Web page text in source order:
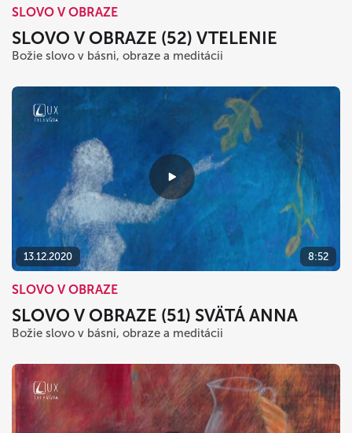
SLOVO V OBRAZE
SLOVO V OBRAZE (52) VTELENIE
Božie slovo v básni, obraze a meditácii
13.12.2020 8:52
SLOVO V OBRAZE
SLOVO V OBRAZE (51) SVÄTÁ ANNA
Božie slovo v básni, obraze a meditácii